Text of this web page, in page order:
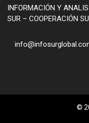
INFORMACIÓN Y
SUR – COOPERACIÓN
©